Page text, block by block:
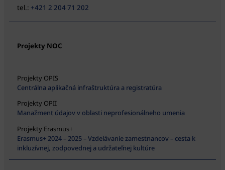
tel.: +421 2 204 71 202
Projekty NOC
Projekty OPIS
Centrálna aplikačná infraštruktúra a registratúra
Projekty OPII
Manažment údajov v oblasti neprofesionálneho umenia
Projekty Erasmus+
Erasmus+ 2024 – 2025 – Vzdelávanie zamestnancov – cesta k
inkluzívnej, zodpovednej a udržateľnej kultúre